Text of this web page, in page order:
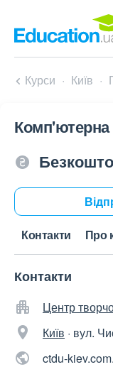
Курси Київ
Комп'ютерна
Контакти Про
Контакти
Центр
Київ · вул.
ctdu-